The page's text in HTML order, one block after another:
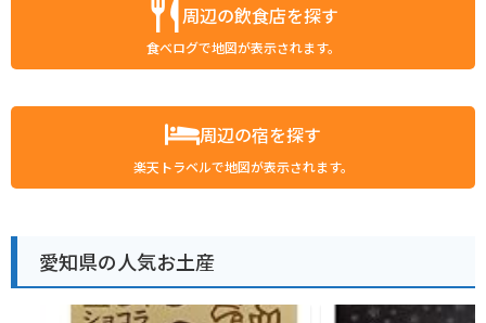
周辺の飲食店を探す
食べログで地図が表示されます。
周辺の宿を探す
楽天トラベルで地図が表示されます。
愛知県の人気お土産